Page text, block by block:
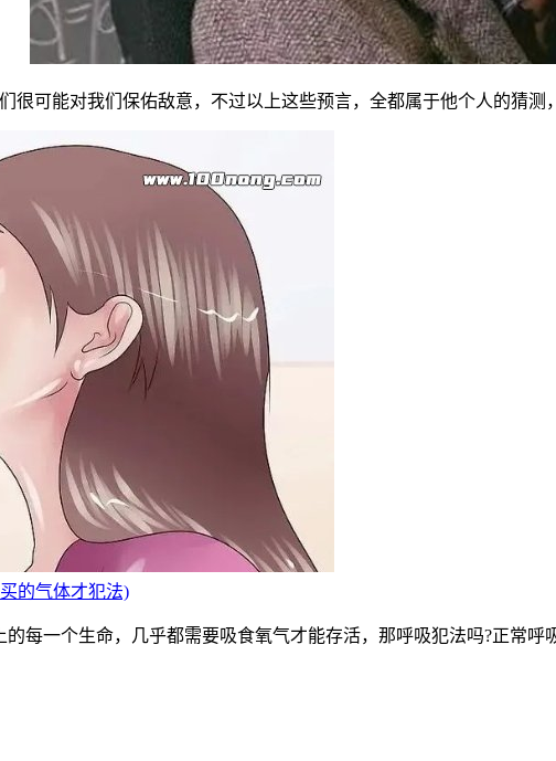
很可能对我们保佑敌意，不过以上这些预言，全都属于他个人的猜测
的气体才犯法)
每一个生命，几乎都需要吸食氧气才能存活，那呼吸犯法吗?正常